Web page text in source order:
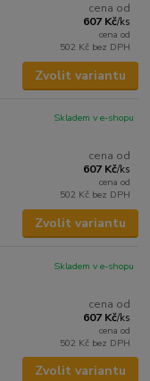
cena od
607 Kč/ks
cena od
502 Kč bez DPH
Zvolit variantu
cena od
607 Kč/ks
cena od
502 Kč bez DPH
Skladem v e-shopu
Zvolit variantu
cena od
607 Kč/ks
cena od
502 Kč bez DPH
Skladem v e-shopu
Zvolit variantu